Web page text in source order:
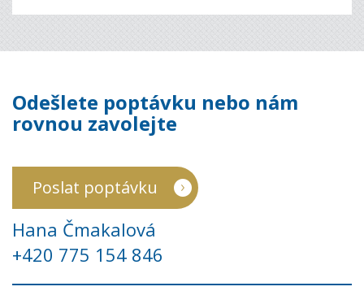
Odešlete poptávku nebo nám
rovnou zavolejte
Poslat poptávku
Hana Čmakalová
+420 775 154 846